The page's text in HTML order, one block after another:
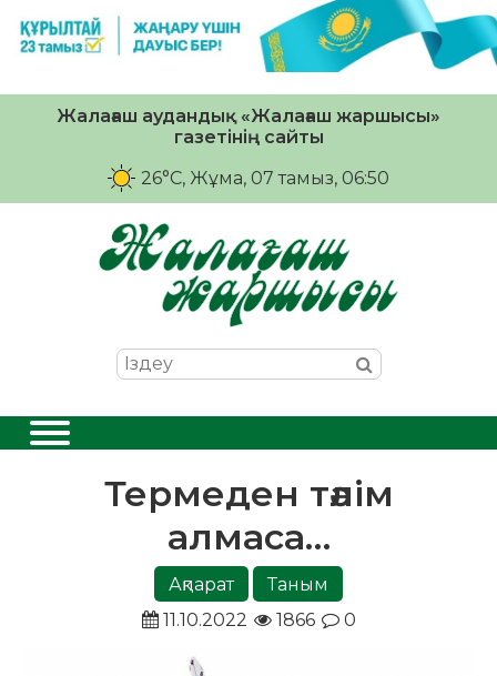
Жалағаш аудандық «Жалағаш жаршысы»
газетінің сайты
26°C, Жұма, 07 тамыз, 06:50
Термеден тәлім
алмаса…
Ақпарат
Таным
11.10.2022
1866 0